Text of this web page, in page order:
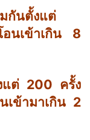
กันตั้งแต่
นเข้าเกิน 8
แต่ 200 ครั้ง
เข้ามาเกิน 2